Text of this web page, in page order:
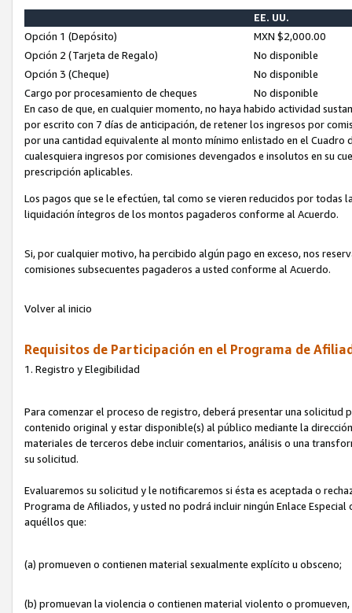
EE. UU.
Opción 1 (Depósito)
MXN $2,000.00
Opción 2 (Tarjeta de Regalo)
No disponible
Opción 3 (Cheque)
No disponible
Cargo por procesamiento de cheques
No disponible
En caso de que, en cualquier momento, no haya habido actividad
por escrito con 7 días de anticipación, de retener los ingresos por
por una cantidad equivalente al monto mínimo enlistado en el
cualesquiera ingresos por comisiones devengados e insolutos en su
prescripción aplicables.
Los pagos que se le efectúen, tal como se vieren reducidos por todas
liquidación íntegros de los montos pagaderos conforme al Acuerdo.
Si, por cualquier motivo, ha percibido algún pago en exceso, nos
comisiones subsecuentes pagaderos a usted conforme al Acuerdo.
Volver al inicio
Requisitos de Participación en el Programa de
1. Registro y Elegibilidad
Para comenzar el proceso de registro, deberá presentar una solicitud
contenido original y estar disponible(s) al público mediante la
materiales de terceros debe incluir comentarios, análisis o una
su solicitud.
Evaluaremos su solicitud y le notificaremos si ésta es aceptada o
Programa de Afiliados, y usted no podrá incluir ningún Enlace
aquéllos que:
(a) promueven o contienen material sexualmente explícito u obsceno;
(b) promuevan la violencia o contienen material violento o